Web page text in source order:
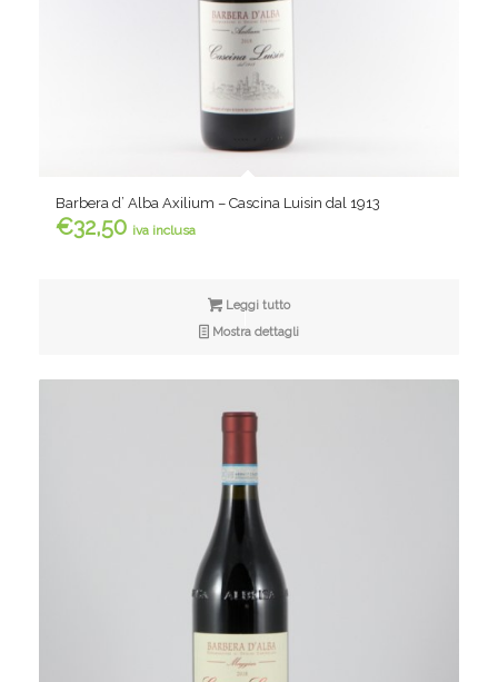
Barbera d’ Alba Axilium – Cascina Luisin dal 1913
€32,50 iva inclusa
Leggi tutto
Mostra dettagli